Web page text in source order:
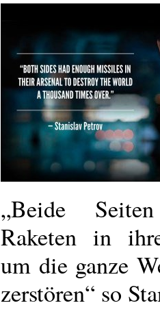
„Beide
Raketen in
um die ganze
zerstören“ so